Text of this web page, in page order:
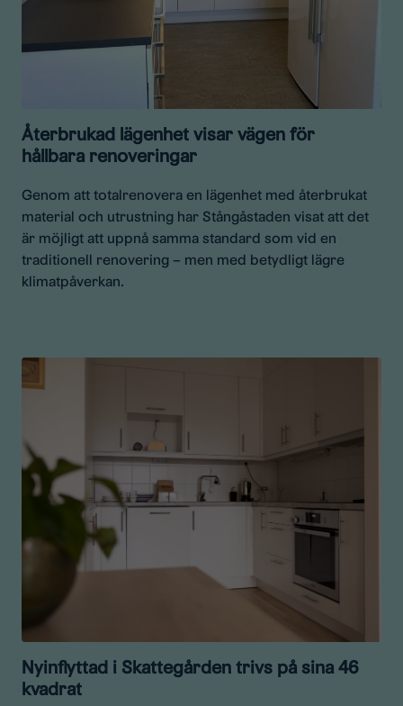
Återbrukad lägenhet visar vägen för
hållbara renoveringar
Genom att totalrenovera en lägenhet med återbrukat
material och utrustning har Stångåstaden visat att det
är möjligt att uppnå samma standard som vid en
traditionell renovering – men med betydligt lägre
klimatpåverkan.
Nyinflyttad i Skattegården trivs på sina 46
kvadrat